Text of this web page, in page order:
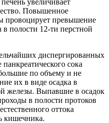
Повышенное
провоцирует превышение
полости 12-ти перстной
диспергированных
сока
по объему и не
их в виде осадка в
железы. Выпавшие в осадок
в полости протоков
оттока
кишечника.